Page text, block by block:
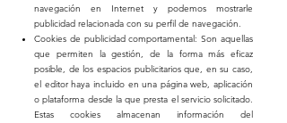
navegación en Internet y podemos mostrarle
publicidad relacionada con su perfil de navegación.
Cookies de publicidad comportamental: Son aquellas
que permiten la gestión, de la forma más eficaz
posible, de los espacios publicitarios que, en su caso,
el editor haya incluido en una página web, aplicación
o plataforma desde la que presta el servicio solicitado.
Estas cookies almacenan información del